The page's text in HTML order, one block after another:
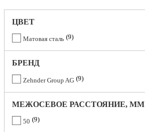
ЦВЕТ
Матовая сталь 9
БРЕНД
Zehnder Group AG 9
МЕЖОСЕВОЕ РАССТОЯНИЕ, ММ
50 9